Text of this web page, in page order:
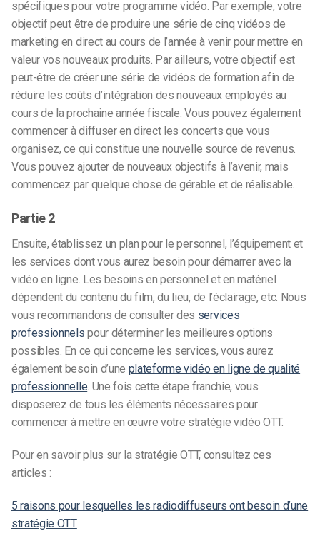
spécifiques pour votre programme vidéo. Par exemple, votre
objectif peut être de produire une série de cinq vidéos de
marketing en direct au cours de l’année à venir pour mettre en
valeur vos nouveaux produits. Par ailleurs, votre objectif est
peut-être de créer une série de vidéos de formation afin de
réduire les coûts d’intégration des nouveaux employés au
cours de la prochaine année fiscale. Vous pouvez également
commencer à diffuser en direct les concerts que vous
organisez, ce qui constitue une nouvelle source de revenus.
Vous pouvez ajouter de nouveaux objectifs à l’avenir, mais
commencez par quelque chose de gérable et de réalisable.
Partie 2
Ensuite, établissez un plan pour le personnel, l’équipement et
les services dont vous aurez besoin pour démarrer avec la
vidéo en ligne. Les besoins en personnel et en matériel
dépendent du contenu du film, du lieu, de l’éclairage, etc. Nous
vous recommandons de consulter des services
professionnels pour déterminer les meilleures options
possibles. En ce qui concerne les services, vous aurez
également besoin d’une plateforme vidéo en ligne de qualité
professionnelle. Une fois cette étape franchie, vous
disposerez de tous les éléments nécessaires pour
commencer à mettre en œuvre votre stratégie vidéo OTT.
Pour en savoir plus sur la stratégie OTT, consultez ces
articles :
5 raisons pour lesquelles les radiodiffuseurs ont besoin d’une
stratégie OTT